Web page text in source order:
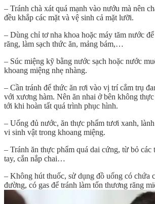
– Tránh chà xát quá mạnh vào nướu mà nên
đều khắp các mặt và vệ sinh cả mặt lưỡi.
– Dùng chỉ tơ nha khoa hoặc máy tăm nước
răng, làm sạch thức ăn, mảng bám,…
– Súc miệng kỹ bằng nước sạch hoặc nước
khoang miệng nhẹ nhàng.
– Cần tránh để thức ăn rơi vào vị trí cắm trụ
với xương hàm. Nên ăn nhai ở bên không
tới khi hoàn tất quá trình phục hình.
– Uống đủ nước, ăn thực phẩm tươi xanh,
vi sinh vật trong khoang miệng.
– Tránh ăn thực phẩm quá dai cứng, từ bỏ các
tay, cắn nắp chai…
– Không hút thuốc, sử dụng đồ uống có chứa
đường, có gas để tránh làm tổn thương răng